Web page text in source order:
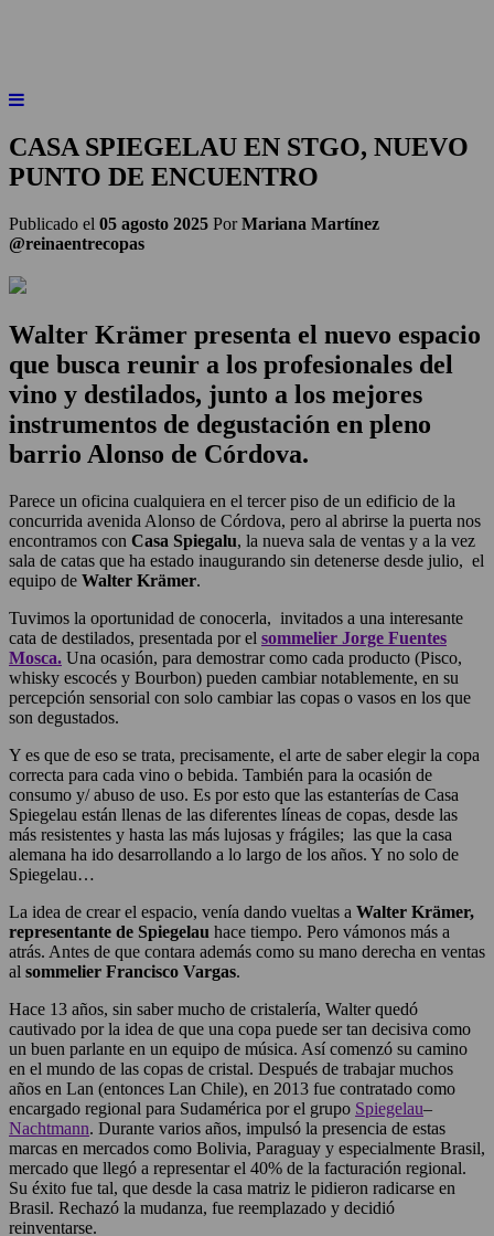
CASA SPIEGELAU EN STGO, NUEVO
PUNTO DE ENCUENTRO
Publicado el 05 agosto 2025 PorMariana Martínez
@reinaentrecopas
Walter Krämer presenta el nuevo espacio
que busca reunir a los profesionales del
vino y destilados, junto a los mejores
instrumentos de degustación en pleno
barrio Alonso de Córdova.
Parece un oficina cualquiera en el tercer piso de un edificio de la
concurrida avenida Alonso de Córdova, pero al abrirse la puerta nos
encontramos con Casa Spiegalu, la nueva sala de ventas y a la vez
sala de catas que ha estado inaugurando sin detenerse desde julio, el
equipo de Walter Krämer.
Tuvimos la oportunidad de conocerla, invitados a una interesante
cata de destilados, presentada por el sommelier Jorge Fuentes
Mosca. Una ocasión, para demostrar como cada producto (Pisco,
whisky escocés y Bourbon) pueden cambiar notablemente, en su
percepción sensorial con solo cambiar las copas o vasos en los que
son degustados.
Y es que de eso se trata, precisamente, el arte de saber elegir la copa
correcta para cada vino o bebida. También para la ocasión de
consumo y/ abuso de uso. Es por esto que las estanterías de Casa
Spiegelau están llenas de las diferentes líneas de copas, desde las
más resistentes y hasta las más lujosas y frágiles; las que la casa
alemana ha ido desarrollando a lo largo de los años. Y no solo de
Spiegelau…
La idea de crear el espacio, venía dando vueltas a Walter Krämer,
representante de Spiegelau hace tiempo. Pero vámonos más a
atrás. Antes de que contara además como su mano derecha en ventas
al sommelier Francisco Vargas.
Hace 13 años, sin saber mucho de cristalería, Walter quedó
cautivado por la idea de que una copa puede ser tan decisiva como
un buen parlante en un equipo de música. Así comenzó su camino
en el mundo de las copas de cristal. Después de trabajar muchos
años en Lan (entonces Lan Chile), en 2013 fue contratado como
encargado regional para Sudamérica por el grupo Spiegelau–
Nachtmann. Durante varios años, impulsó la presencia de estas
marcas en mercados como Bolivia, Paraguay y especialmente Brasil,
mercado que llegó a representar el 40% de la facturación regional.
Su éxito fue tal, que desde la casa matriz le pidieron radicarse en
Brasil. Rechazó la mudanza, fue reemplazado y decidió
reinventarse.